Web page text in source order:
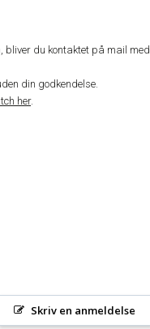
bliver du kontaktet på mail med
din godkendelse.
her.
Skriv en anmeldelse